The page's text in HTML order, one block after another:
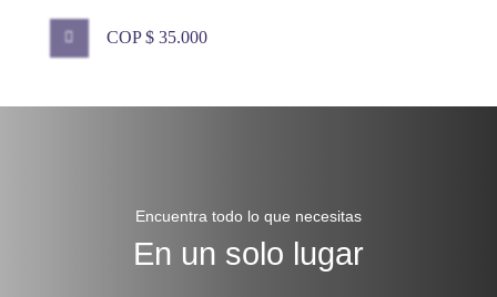
COP $ 35.000
Encuentra todo lo que necesitas
En un solo lugar